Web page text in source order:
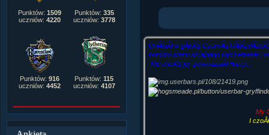
Punktów: 1509
uczniów: 4220
Punktów: 335
uczniów: 3778
Punktów: 916
uczniów: 4452
Punktów: 115
uczniów: 4107
UniĂłsÂł w gĂłrĂŞ CzarnÂą
pomimo stanu skrajnego wyczerpania i
-Nie chcĂŞ jej- powiedziaÂł Harry...
My
I